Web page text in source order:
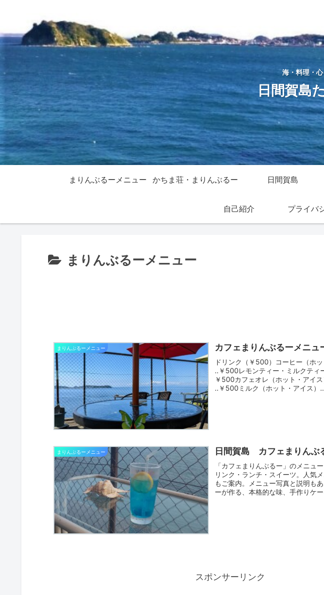
海・料理・
日間賀島
まりんぶるーメニュー かちま荘・まりんぶるー 日間賀島
自己紹介 プライバ
まりんぶるーメニュー
まりんぶるーメニュー カフェまりんぶるーメニュ
ドリンク（￥500）コーヒー（ホ
‥￥500レモンティー・ミルクティ
￥500カフェオレ（ホット・アイ
‥￥500ミルク（ホット・アイス
まりんぶるーメニュー 日間賀島 カフェまりんぶ
「カフェまりんぶるー」のメニュ
リンク・ランチ・スイーツ。人気
もご案内。メニュー写真と説明も
ーが作る、本格的な味、手作りケ
スポンサーリンク